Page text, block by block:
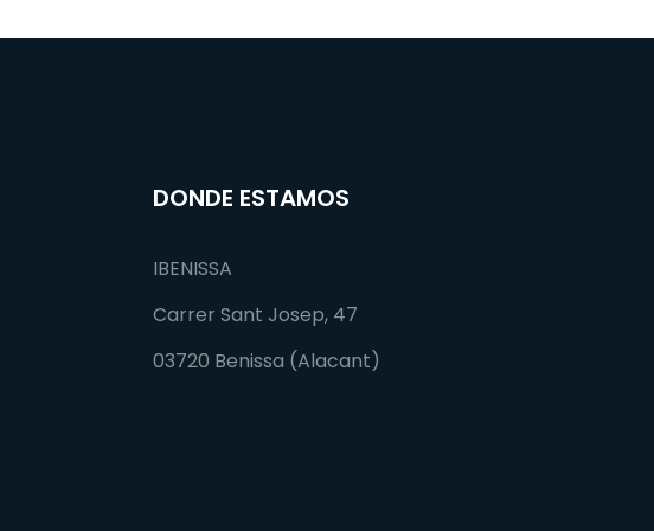
DONDE ESTAMOS
IBENISSA
Carrer Sant Josep, 47
03720 Benissa (Alacant)